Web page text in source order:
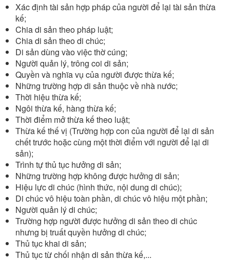
Xác định tài sản hợp pháp của người để lại tài sản thừa
kế;
Chia di sản theo pháp luật;
Chia di sản theo di chúc;
Di sản dùng vào việc thờ cúng;
Người quản lý, trông coi di sản;
Quyền và nghĩa vụ của người được thừa kế;
Những trường hợp di sản thuộc về nhà nước;
Thời hiệu thừa kế;
Ngôi thừa kế, hàng thừa kế;
Thời điểm mở thừa kế theo luật;
Thừa kế thế vị (Trường hợp con của người để lại di sản
chết trước hoặc cùng một thời điểm với người để lại di
sản);
Trình tự thủ tục hưởng di sản;
Những trường hợp không được hưởng di sản;
Hiệu lực di chúc (hình thức, nội dung di chúc);
Di chúc vô hiệu toàn phần, di chúc vô hiệu một phần;
Người quản lý di chúc;
Trường hợp người được hưởng di sản theo di chúc
nhưng bị truất quyền hưởng di chúc;
Thủ tục khai di sản;
Thủ tục từ chối nhận di sản thừa kế,...